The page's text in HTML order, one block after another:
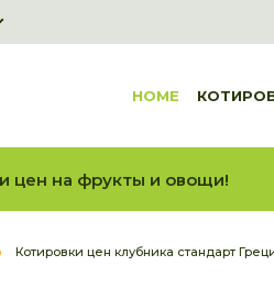
HOME
цен на фрукты и овощи!
Котировки цен клубника стандарт